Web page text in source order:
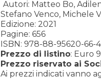
Autori: Matteo Bo,
Stefano Venco, Michele
Edizione: 2021
Pagine: 656
ISBN: 978-88-95620-66-4
Prezzo di listino: Euro
Prezzo riservato ai
Ai prezzi indicati vanno